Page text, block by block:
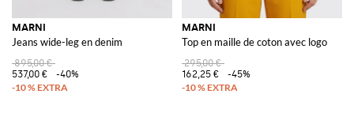
MARNI
Jeans wide-leg en denim
895,00 €
537,00 €
-40%
MARNI
Top en maille de coton avec logo
295,00 €
162,25 €
-45%